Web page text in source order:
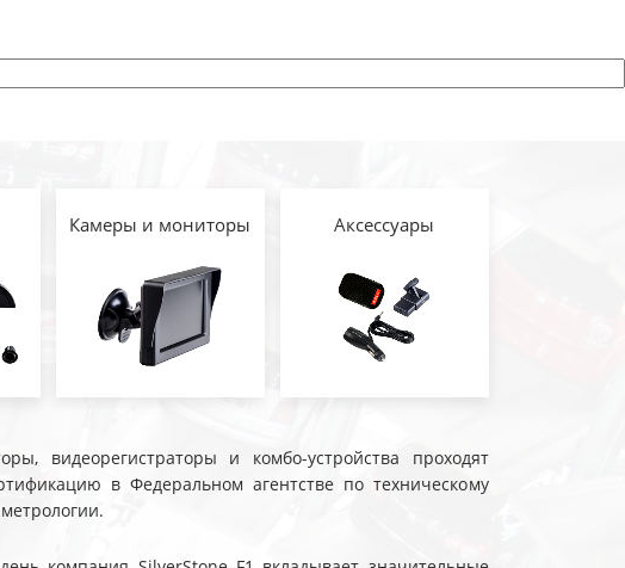
Камеры и мониторы Аксессуары
видеорегистраторы и комбо-устройства проходят
в Федеральном агентстве по техническому